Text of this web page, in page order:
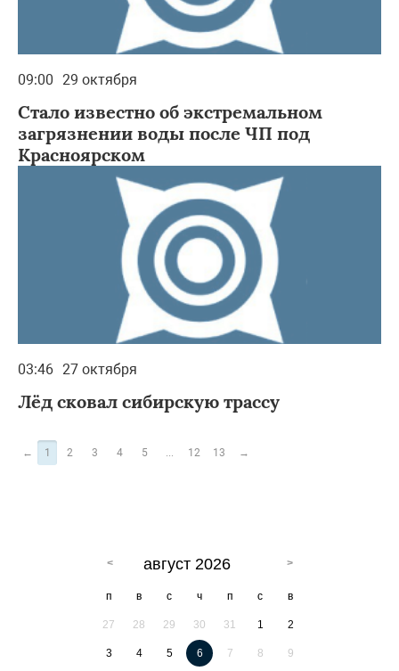
09:00 29 октября
Стало известно об экстремальном
загрязнении воды после ЧП под
Красноярском
03:46 27 октября
Лёд сковал сибирскую трассу
← 1 2 3 4 5 12 13 →
август 2026
п в с ч п с в
27 28 29 30 31 1 2
3 4 5 6 7 8 9